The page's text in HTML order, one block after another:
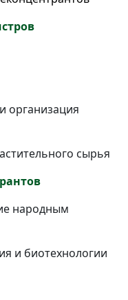
организация
сырья
народным
и биотехнологии